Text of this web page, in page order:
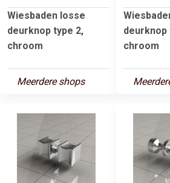
Wiesbaden losse
deurknop type 2,
chroom
Meerdere shops
deurknop
chroom